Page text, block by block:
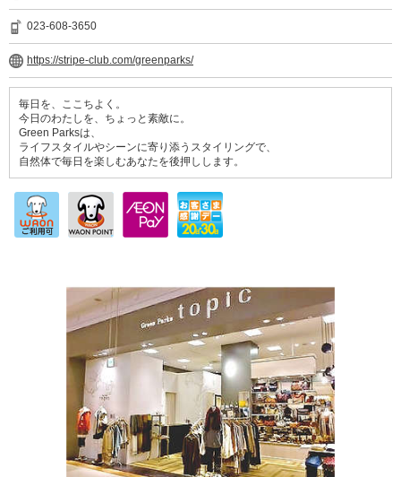
023-608-3650
https://stripe-club.com/greenparks/
毎日を、ここちよく。
今日のわたしを、ちょっと素敵に。
Green Parksは、
ライフスタイルやシーンに寄り添うスタイリングで、
自然体で毎日を楽しむあなたを後押しします。